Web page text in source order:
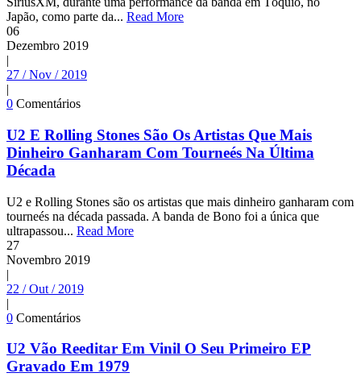
Japão, como parte da... Read More
06
Dezembro 2019
|
27 / Nov / 2019
|
0 Comentários
U2 E Rolling Stones São Os Artistas Que Mais
Dinheiro Ganharam Com Tourneés Na Última
Década
U2 e Rolling Stones são os artistas que mais dinheiro ganharam com
tourneés na década passada. A banda de Bono foi a única que
ultrapassou... Read More
27
Novembro 2019
|
22 / Out / 2019
|
0 Comentários
U2 Vão Reeditar Em Vinil O Seu Primeiro EP
Gravado Em 1979